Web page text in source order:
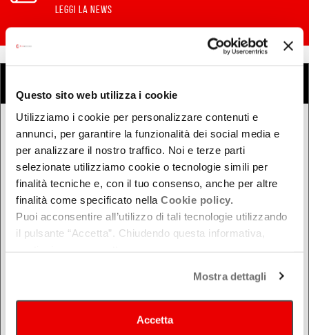
Questo sito web utilizza i cookie
Utilizziamo i cookie per personalizzare contenuti e
annunci, per garantire la funzionalità dei social media e
per analizzare il nostro traffico. Noi e terze parti
selezionate utilizziamo cookie o tecnologie simili per
finalità tecniche e, con il tuo consenso, anche per altre
finalità come specificato nella Cookie policy.
Puoi acconsentire all’utilizzo di tali tecnologie utilizzando
il pulsante “Accetta”. Chiudendo questa informativa,
Mostra dettagli
Accetta
LEGGI LA NEWS
QUANDO
Oggi
Nel week-end
dal - al
Bologna